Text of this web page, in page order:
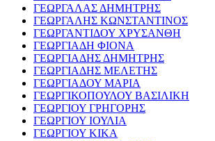
ΓΕΩΡΓΑΛΑΣ ΔΗΜΗΤΡΗΣ
ΓΕΩΡΓΑΛΗΣ ΚΩΝΣΤΑΝΤΙΝΟΣ
ΓΕΩΡΓΑΝΤΙΔΟΥ ΧΡΥΣΑΝΘΗ
ΓΕΩΡΓΙΑΔΗ ΦΙΟΝΑ
ΓΕΩΡΓΙΑΔΗΣ ΔΗΜΗΤΡΗΣ
ΓΕΩΡΓΙΑΔΗΣ ΜΕΛΕΤΗΣ
ΓΕΩΡΓΙΑΔΟΥ ΜΑΡΙΑ
ΓΕΩΡΓΙΚΟΠΟΥΛΟΥ ΒΑΣΙΛΙΚΗ
ΓΕΩΡΓΙΟΥ ΓΡΗΓΟΡΗΣ
ΓΕΩΡΓΙΟΥ ΙΟΥΛΙΑ
ΓΕΩΡΓΙΟΥ ΚΙΚΑ